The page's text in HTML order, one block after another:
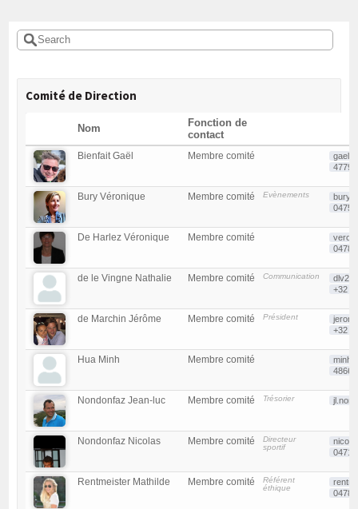
Comité de Direction
Nom
Fonction de
contact
Bienfait Gaël Membre comité
Bury Véronique Membre comité Evènements
De Harlez Véronique Membre comité
de le Vingne Nathalie Membre comité Communication
+32
de Marchin Jérôme Membre comité Président
+32
Hua Minh Membre comité
Nondonfaz Jean-luc Membre comité Trésorier
Nondonfaz Nicolas Membre comité
Directeur
sportif
Rentmeister Mathilde Membre comité
Référent
éthique